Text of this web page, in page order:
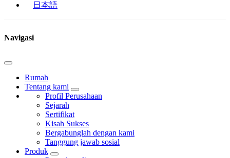
日本語
Navigasi
Rumah
Tentang kami
Profil Perusahaan
Sejarah
Sertifikat
Kisah Sukses
Bergabunglah dengan kami
Tanggung jawab sosial
Produk